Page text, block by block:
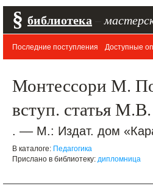
§ библиотека
Последние поступления Доступные
Монтессори М.
вступ. статья
. –– М.: Издат. дом
В каталоге: Педагогика
Прислано в библиотеку: дипломница